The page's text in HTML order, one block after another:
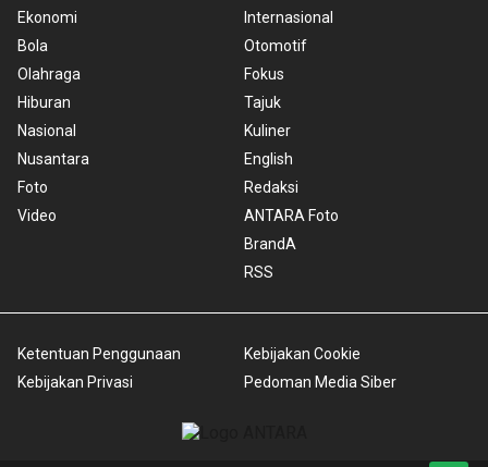
Ekonomi
Bola
Olahraga
Hiburan
Nasional
Nusantara
Foto
Video
Internasional
Otomotif
Fokus
Tajuk
Kuliner
English
Redaksi
ANTARA Foto
BrandA
RSS
Ketentuan Penggunaan
Kebijakan Privasi
Kebijakan Cookie
Pedoman Media Siber